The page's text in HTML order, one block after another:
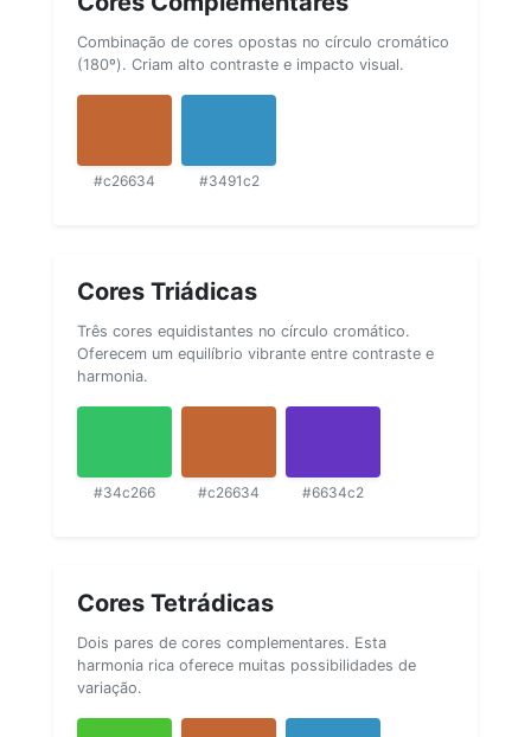
Combinação de cores opostas no círculo cromático
(180º). Criam alto contraste e impacto visual.
#c26634 #3491c2
Cores Triádicas
Três cores equidistantes no círculo cromático.
Oferecem um equilíbrio vibrante entre contraste e
harmonia.
#34c266 #c26634 #6634c2
Cores Tetrádicas
Dois pares de cores complementares. Esta
harmonia rica oferece muitas possibilidades de
variação.